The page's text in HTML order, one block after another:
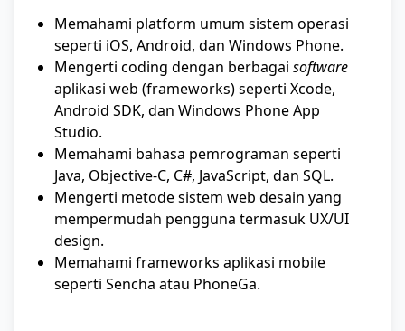
Memahami platform umum sistem operasi
seperti iOS, Android, dan Windows Phone.
Mengerti coding dengan berbagai software
aplikasi web (frameworks) seperti Xcode,
Android SDK, dan Windows Phone App
Studio.
Memahami bahasa pemrograman seperti
Java, Objective-C, C#, JavaScript, dan SQL.
Mengerti metode sistem web desain yang
mempermudah pengguna termasuk UX/UI
design.
Memahami frameworks aplikasi mobile
seperti Sencha atau PhoneGa.